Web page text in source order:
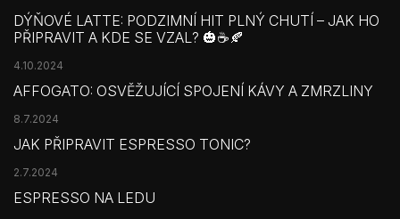
DÝŇOVÉ LATTE: PODZIMNÍ HIT PLNÝ CHUTÍ – JAK HO
PŘIPRAVIT A KDE SE VZAL? 🎃☕🍂
4.10.2024
AFFOGATO: OSVĚŽUJÍCÍ SPOJENÍ KÁVY A ZMRZLINY
8.7.2024
JAK PŘIPRAVIT ESPRESSO TONIC?
2.7.2024
ESPRESSO NA LEDU